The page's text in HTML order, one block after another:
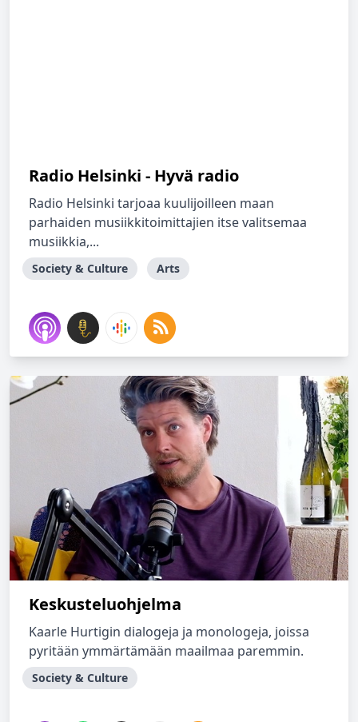
Radio Helsinki - Hyvä radio
Radio Helsinki tarjoaa kuulijoilleen maan
parhaiden musiikkitoimittajien itse valitsemaa
musiikkia,...
Society & Culture Arts
Keskusteluohjelma
Kaarle Hurtigin dialogeja ja monologeja, joissa
pyritään ymmärtämään maailmaa paremmin.
Society & Culture